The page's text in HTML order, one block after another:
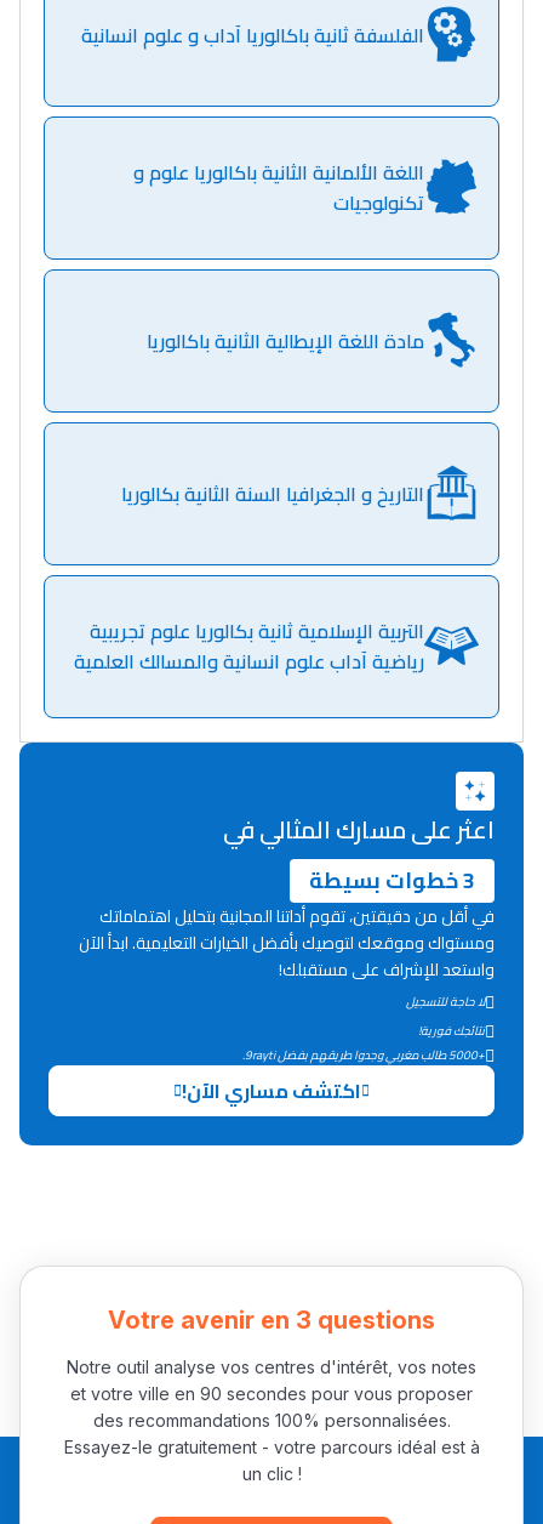
باش تقدر تساعد الناس
يلقاو التوازن من الدّاخل
أمسكين بنات مسارها
خطوة بخطوة - مترجم
القراية و الخدمة فمجال
تقويم البصر مع المختصّة
المبدع فمجال الديكور و
النحت اللي كيحلم يحيي
أكادير أوفلا
سقطت فالباك و سنة
إلياس أريدال، إطار
فمنظّمة دولية
مهنة التّرجمة، العمل
التّطوّعي، التّشبيك و
أشياء أخرى مع مامودو
سامورا
بطلة المغرب فالقفز
الطولي، ملاك البردع
كتحكي على تجربتها
فالرّياضة و الدّراسة
الفلسفة ثانية باكالوريا آداب و علوم انسانية
اللغة الألمانية الثانية باكالوريا علوم و
تكنولوجيات
مادة اللغة الإيطالية الثانية باكالوريا
التاريخ و الجغرافيا السنة الثانية بكالوريا
التربية الإسلامية ثانية بكالوريا علوم تجريبية
رياضية آداب علوم انسانية والمسالك العلمية
اعثر على مسارك المثالي في
3 خطوات بسيطة
في أقل من دقيقتين، تقوم أداتنا المجانية بتحليل اهتماماتك
ومستواك وموقعك لتوصيك بأفضل الخيارات التعليمية. ابدأ الآن
واستعد للإشراف على مستقبلك!
لا حاجة للتسجيل
نتائجك فورية!
+5000 طالب مغربي وجدوا طريقهم بفضل 9rayti.
اكتشف مساري الآن!
Votre avenir en 3 questions
Notre outil analyse vos centres d'intérêt, vos notes
et votre ville en 90 secondes pour vous proposer
des recommandations 100% personnalisées.
Essayez-le gratuitement - votre parcours idéal est à
un clic !